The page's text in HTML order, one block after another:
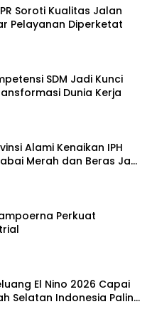
Soroti Kualitas Jalan
Pelayanan Diperketat
SDM Jadi Kunci
Dunia Kerja
Alami Kenaikan IPH
Merah dan Beras Jadi
Perkuat
El Nino 2026 Capai
Selatan Indonesia Paling